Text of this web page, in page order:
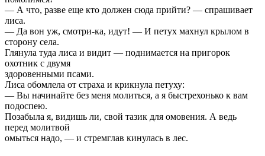
— А что, разве еще кто должен сюда прийти? — спрашивает
лиса.
— Да вон уж, смотри-ка, идут! — И петух махнул крылом в
сторону села.
Глянула туда лиса и видит — поднимается на пригорок
охотник с двумя
здоровенными псами.
Лиса обомлела от страха и крикнула петуху:
— Вы начинайте без меня молиться, а я быстрехонько к вам
подоспею.
Позабыла я, видишь ли, свой тазик для омовения. А ведь
перед молитвой
омыться надо, — и стремглав кинулась в лес.